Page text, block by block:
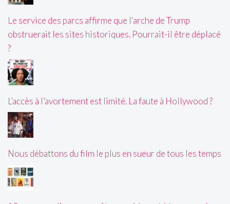
Le service des parcs affirme que l'arche de Trump
obstruerait les sites historiques. Pourrait-il être déplacé
?
L’accès à l’avortement est limité. La faute à Hollywood ?
Nous débattons du film le plus en sueur de tous les temps